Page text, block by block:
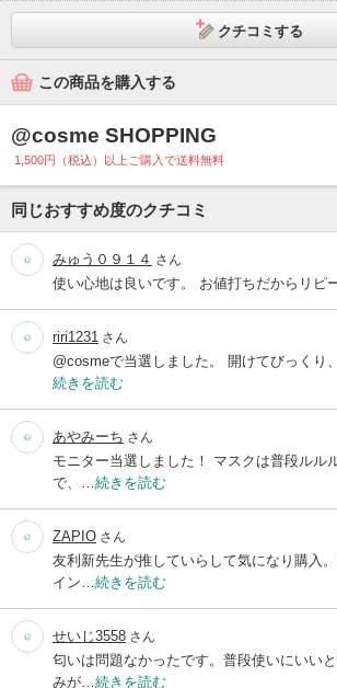
クチコミする
この商品を購入する
@cosme SHOPPING
1,500円（税込）以上ご購入で送料無料
同じおすすめ度のクチコミ
みゅう０９１４ さん
使い心地は良いです。 お値打ちだからリピ
riri1231 さん
@cosmeで当選しました。 開けてびっくり
続きを読む
あやみーち さん
モニター当選しました！ マスクは普段ルル
で、… 続きを読む
ZAPIO さん
友利新先生が推していらして気になり購入
イン… 続きを読む
せいじ3558 さん
匂いは問題なかったです。普段使いにいい
みが… 続きを読む